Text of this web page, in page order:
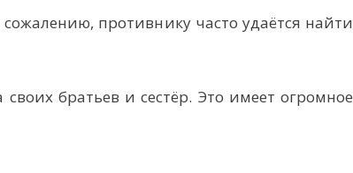
противнику часто удаётся найти
братьев и сестёр. Это имеет огромное